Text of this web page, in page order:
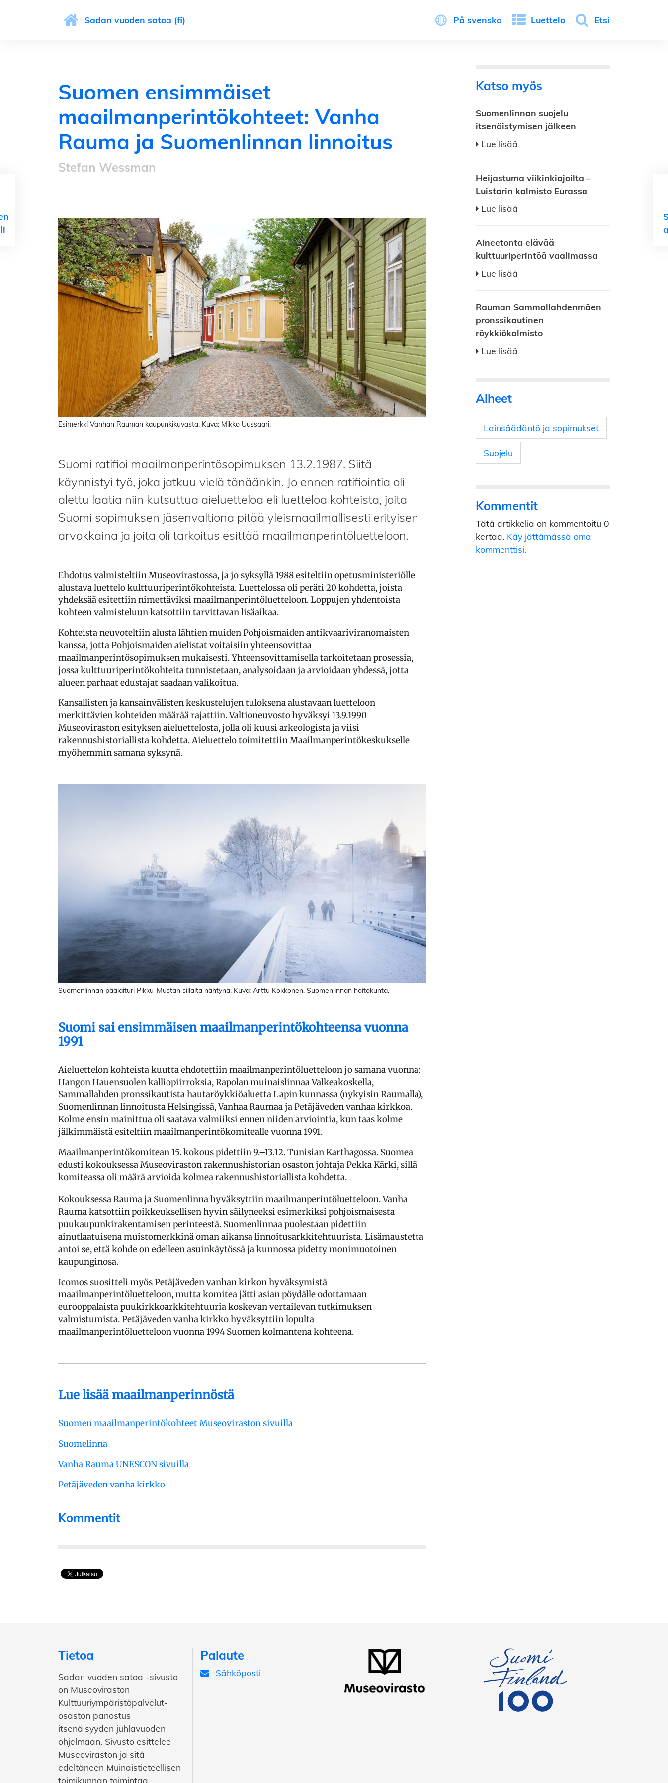
Sadan vuoden satoa (fi) Etsi
Luettelo
På svenska
Suomen ensimmäiset
maailmanperintökohteet: Vanha
Rauma ja Suomenlinnan linnoitus
Stefan Wessman
Esimerkki Vanhan Rauman kaupunkikuvasta. Kuva: Mikko Uussaari.
Suomi ratifioi maailmanperintösopimuksen 13.2.1987. Siitä
käynnistyi työ, joka jatkuu vielä tänäänkin. Jo ennen ratifiointia oli
alettu laatia niin kutsuttua aieluetteloa eli luetteloa kohteista, joita
Suomi sopimuksen jäsenvaltiona pitää yleismaailmallisesti erityisen
arvokkaina ja joita oli tarkoitus esittää maailmanperintöluetteloon.
Ehdotus valmisteltiin Museovirastossa, ja jo syksyllä 1988 esiteltiin opetusministeriölle
alustava luettelo kulttuuriperintökohteista. Luettelossa oli peräti 20 kohdetta, joista
yhdeksää esitettiin nimettäviksi maailmanperintöluetteloon. Loppujen yhdentoista
kohteen valmisteluun katsottiin tarvittavan lisäaikaa.
Kohteista neuvoteltiin alusta lähtien muiden Pohjoismaiden antikvaariviranomaisten
kanssa, jotta Pohjoismaiden aielistat voitaisiin yhteensovittaa
maailmanperintösopimuksen mukaisesti. Yhteensovittamisella tarkoitetaan prosessia,
jossa kulttuuriperintökohteita tunnistetaan, analysoidaan ja arvioidaan yhdessä, jotta
alueen parhaat edustajat saadaan valikoitua.
Kansallisten ja kansainvälisten keskustelujen tuloksena alustavaan luetteloon
merkittävien kohteiden määrää rajattiin. Valtioneuvosto hyväksyi 13.9.1990
Museoviraston esityksen aieluettelosta, jolla oli kuusi arkeologista ja viisi
rakennushistoriallista kohdetta. Aieluettelo toimitettiin Maailmanperintökeskukselle
myöhemmin samana syksynä.
Suomenlinnan päälaituri Pikku-Mustan sillalta nähtynä. Kuva: Arttu Kokkonen. Suomenlinnan hoitokunta.
Suomi sai ensimmäisen maailmanperintökohteensa vuonna
1991
Aieluettelon kohteista kuutta ehdotettiin maailmanperintöluetteloon jo samana vuonna:
Hangon Hauensuolen kalliopiirroksia, Rapolan muinaislinnaa Valkeakoskella,
Sammallahden pronssikautista hautaröykkiöaluetta Lapin kunnassa (nykyisin Raumalla),
Suomenlinnan linnoitusta Helsingissä, Vanhaa Raumaa ja Petäjäveden vanhaa kirkkoa.
Kolme ensin mainittua oli saatava valmiiksi ennen niiden arviointia, kun taas kolme
jälkimmäistä esiteltiin maailmanperintökomitealle vuonna 1991.
Maailmanperintökomitean 15. kokous pidettiin 9.–13.12. Tunisian Karthagossa. Suomea
edusti kokouksessa Museoviraston rakennushistorian osaston johtaja Pekka Kärki, sillä
komiteassa oli määrä arvioida kolmea rakennushistoriallista kohdetta.
Kokouksessa Rauma ja Suomenlinna hyväksyttiin maailmanperintöluetteloon. Vanha
Rauma katsottiin poikkeuksellisen hyvin säilyneeksi esimerkiksi pohjoismaisesta
puukaupunkirakentamisen perinteestä. Suomenlinnaa puolestaan pidettiin
ainutlaatuisena muistomerkkinä oman aikansa linnoitusarkkitehtuurista. Lisämaustetta
antoi se, että kohde on edelleen asuinkäytössä ja kunnossa pidetty monimuotoinen
kaupunginosa.
Icomos suositteli myös Petäjäveden vanhan kirkon hyväksymistä
maailmanperintöluetteloon, mutta komitea jätti asian pöydälle odottamaan
eurooppalaista puukirkkoarkkitehtuuria koskevan vertailevan tutkimuksen
valmistumista. Petäjäveden vanha kirkko hyväksyttiin lopulta
maailmanperintöluetteloon vuonna 1994 Suomen kolmantena kohteena.
Lue lisää maailmanperinnöstä
Suomen maailmanperintökohteet Museoviraston sivuilla
Suomelinna
Vanha Rauma UNESCON sivuilla
Petäjäveden vanha kirkko
Kommentit
Katso myös
Suomenlinnan suojelu
itsenäistymisen jälkeen
Lue lisää
Heijastuma viikinkiajoilta –
Luistarin kalmisto Eurassa
Lue lisää
Aineetonta elävää
kulttuuriperintöä vaalimassa
Lue lisää
Rauman Sammallahdenmäen
pronssikautinen
röykkiökalmisto
Lue lisää
Aiheet
Lainsäädäntö ja sopimukset
Suojelu
Kommentit
Tätä artikkelia on kommentoitu 0
kertaa. Käy jättämässä oma
kommenttisi.
Tietoa
Sadan vuoden satoa -sivusto
on Museoviraston
Kulttuuriympäristöpalvelut-
osaston panostus
itsenäisyyden juhlavuoden
ohjelmaan. Sivusto esittelee
Museoviraston ja sitä
edeltäneen Muinaistieteellisen
toimikunnan toimintaa
Palaute
Sähköposti